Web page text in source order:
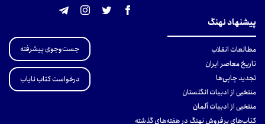
پیشنهاد نهنگ
مطالعات انقلاب
تاریخ معاصر ایران
تجدید چاپی‌ها
منتخبی از ادبیات انگلستان
منتخبی از ادبیات آلمان
کتاب‌های پرفروش نهنگ در هفته‌های گذشته
جست‌وجوی پیشرفته
درخواست کتاب نایاب